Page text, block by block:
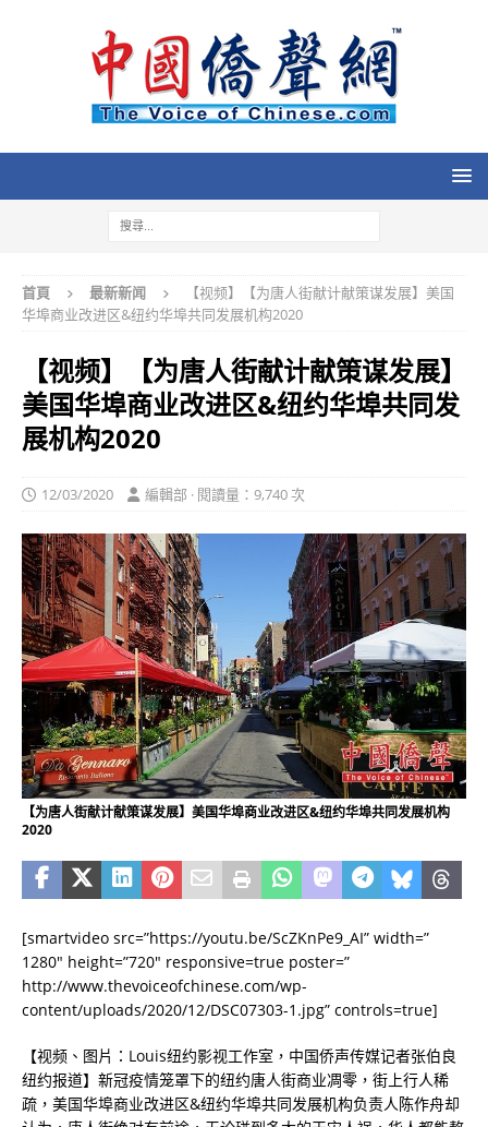
首頁 最新新闻
【视频】【为唐人街献计献策谋发展】美国
华埠商业改进区&纽约华埠共同发展机构2020
【视频】【为唐人街献计献策谋发展】
美国华埠商业改进区&纽约华埠共同发
展机构2020
12/03/2020 編輯部 · 閱讀量：9,740 次
【为唐人街献计献策谋发展】美国华埠商业改进区&纽约华埠共同发展机构
2020
[smartvideo src=”https://youtu.be/ScZKnPe9_AI” width=”
1280″ height=”720″ responsive=true poster=”
http://www.thevoiceofchinese.com/wp-
content/uploads/2020/12/DSC07303-1.jpg” controls=true]
【视频、图片：Louis纽约影视工作室，中国侨声传媒记者张伯良
纽约报道】新冠疫情笼罩下的纽约唐人街商业凋零，街上行人稀
疏，美国华埠商业改进区&纽约华埠共同发展机构负责人陈作舟却